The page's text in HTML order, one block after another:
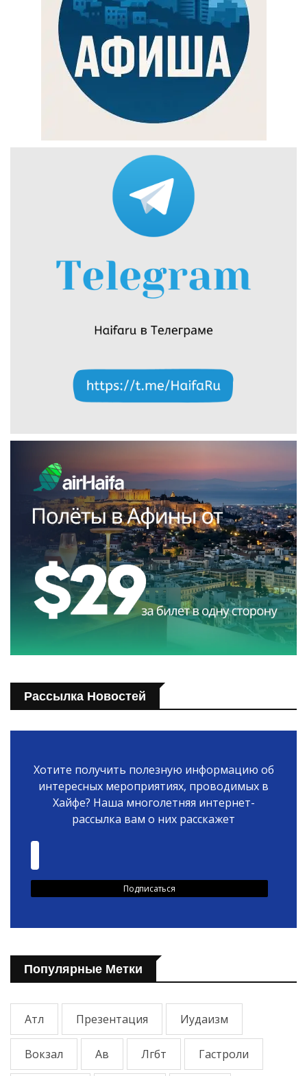
Рассылка Новостей
Хотите получить полезную информацию об
интересных мероприятиях, проводимых в
Хайфе? Наша многолетняя интернет-
рассылка вам о них расскажет
Популярные Метки
Атл Презентация Иудаизм
Вокзал Ав Лгбт Гастроли